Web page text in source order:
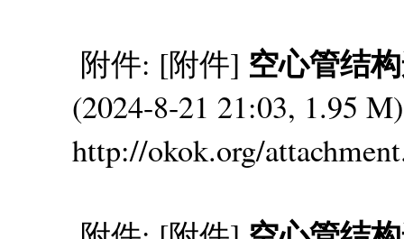
附件: [附件] 空心管结
(2024-8-21 21:03, 1.95
http://okok.org/